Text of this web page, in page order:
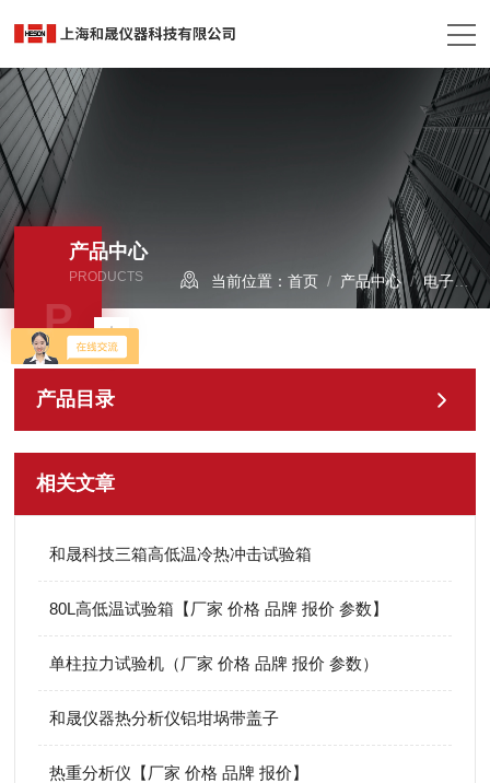
产品中心
PRODUCTS
P
当前位置：首页 / 产品中心/电子拉力试验机
产品目录
相关文章
和晟科技三箱高低温冷热冲击试验箱
80L高低温试验箱【厂家 价格 品牌 报价 参数】
单柱拉力试验机（厂家 价格 品牌 报价 参数）
和晟仪器热分析仪铝坩埚带盖子
热重分析仪【厂家 价格 品牌 报价】